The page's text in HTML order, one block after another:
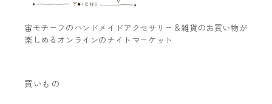
宙モチーフのハンドメイドアクセサリー＆雑貨のお買い物が
楽しめるオンラインのナイトマーケット
買いもの